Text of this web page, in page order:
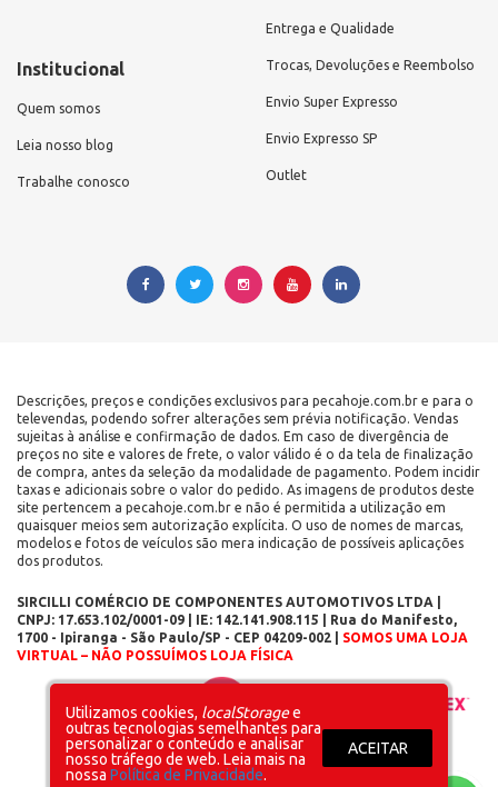
Institucional
Quem somos
Leia nosso blog
Trabalhe conosco
Entrega e Qualidade
Trocas, Devoluções e Reembolso
Envio Super Expresso
Envio Expresso SP
Outlet
Descrições, preços e condições exclusivos para pecahoje.com.br e para o
televendas, podendo sofrer alterações sem prévia notificação. Vendas
sujeitas à análise e confirmação de dados. Em caso de divergência de
preços no site e valores de frete, o valor válido é o da tela de finalização
de compra, antes da seleção da modalidade de pagamento. Podem incidir
taxas e adicionais sobre o valor do pedido. As imagens de produtos deste
site pertencem a pecahoje.com.br e não é permitida a utilização em
quaisquer meios sem autorização explícita. O uso de nomes de marcas,
modelos e fotos de veículos são mera indicação de possíveis aplicações
dos produtos.
SIRCILLI COMÉRCIO DE COMPONENTES AUTOMOTIVOS LTDA |
CNPJ: 17.653.102/0001-09 | IE: 142.141.908.115 | Rua do Manifesto,
1700 - Ipiranga - São Paulo/SP - CEP 04209-002 | SOMOS UMA LOJA
VIRTUAL – NÃO POSSUÍMOS LOJA FÍSICA
Layout inicial
ACEITAR
Utilizamos cookies, localStoragee
outras tecnologias semelhantes para
personalizar o conteúdo e analisar
nosso tráfego de web. Leia mais na
nossa Política de Privacidade.